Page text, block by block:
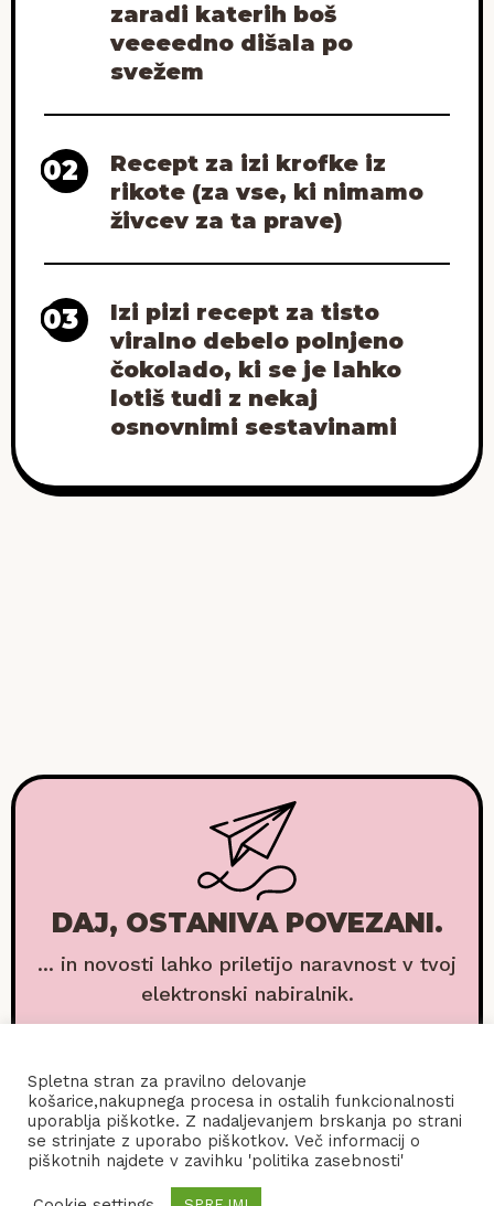
zaradi katerih boš
veeeedno dišala po
svežem
02
Recept za izi krofke iz
rikote (za vse, ki nimamo
živcev za ta prave)
03
Izi pizi recept za tisto
viralno debelo polnjeno
čokolado, ki se je lahko
lotiš tudi z nekaj
osnovnimi sestavinami
DAJ, OSTANIVA POVEZANI.
... in novosti lahko priletijo naravnost v tvoj
elektronski nabiralnik.
Spletna stran za pravilno delovanje
košarice,nakupnega procesa in ostalih funkcionalnosti
uporablja piškotke. Z nadaljevanjem brskanja po strani
se strinjate z uporabo piškotkov. Več informacij o
piškotnih najdete v zavihku 'politika zasebnosti'